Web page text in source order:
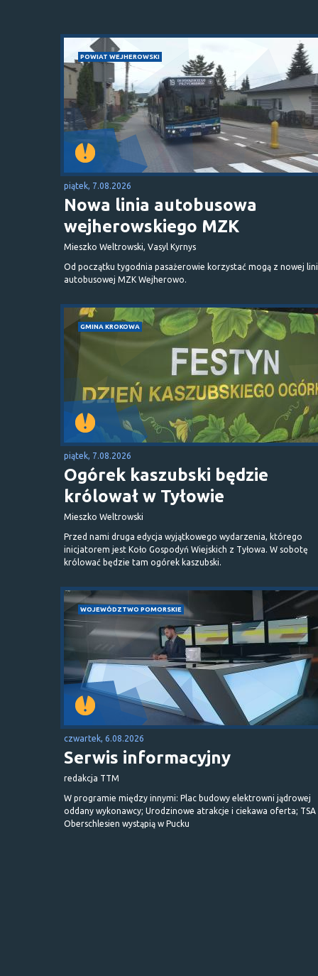
POWIAT WEJHEROWSKI
piątek, 7.08.2026
Nowa linia autobusowa
wejherowskiego MZK
Mieszko Weltrowski, Vasyl Kyrnys
Od początku tygodnia pasażerowie korzystać mogą z nowej
autobusowej MZK Wejherowo.
GMINA KROKOWA
piątek, 7.08.2026
Ogórek kaszubski będzie
królował w Tyłowie
Mieszko Weltrowski
Przed nami druga edycja wyjątkowego wydarzenia, którego
inicjatorem jest Koło Gospodyń Wiejskich z Tyłowa. W sobotę
królować będzie tam ogórek kaszubski.
WOJEWÓDZTWO POMORSKIE
czwartek, 6.08.2026
Serwis informacyjny
redakcja TTM
W programie między innymi: Plac budowy elektrowni jądrowej
oddany wykonawcy; Urodzinowe atrakcje i ciekawa oferta; TSA
Oberschlesien wystąpią w Pucku